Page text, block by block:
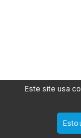
Este site usa